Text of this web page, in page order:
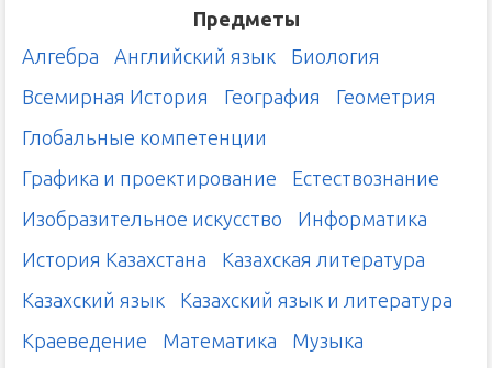
Предметы
Алгебра
Английский язык
Биология
Всемирная История
География
Геометрия
Глобальные компетенции
Графика и проектирование
Естествознание
Изобразительное искусство
Информатика
История Казахстана
Казахская литература
Казахский язык
Казахский язык и литература
Краеведение
Математика
Музыка